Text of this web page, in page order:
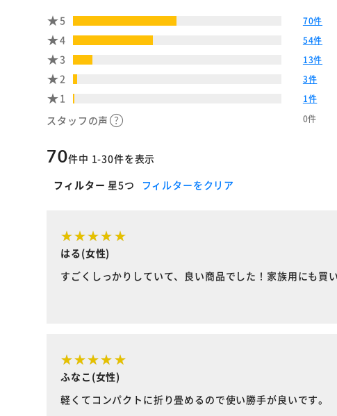
5 70件
4 54件
3 13件
2 3件
1 1件
スタッフの声 0件
70件中 1-30件を表示
フィルター 星5つ フィルターをクリア
はる(女性)
すごくしっかりしていて、良い商品でした！家族用にも買い
ふなこ(女性)
軽くてコンパクトに折り畳めるので使い勝手が良いです。